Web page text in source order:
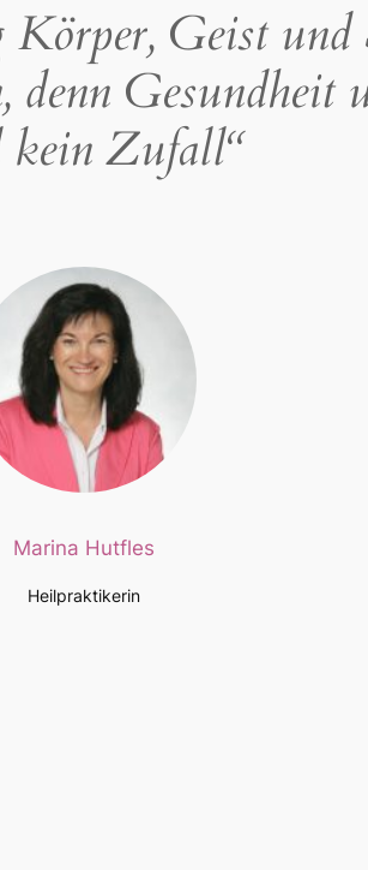
Geist und
Gesundheit
kein Zufall“
Marina Hutfles
Heilpraktikerin